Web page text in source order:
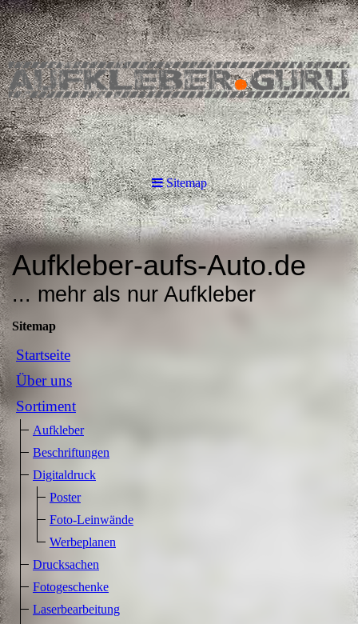
Sitemap
Aufkleber-aufs-Auto.de
... mehr als nur Aufkleber
Sitemap
Startseite
Über uns
Sortiment
Aufkleber
Beschriftungen
Digitaldruck
Poster
Foto-Leinwände
Werbeplanen
Drucksachen
Fotogeschenke
Laserbearbeitung